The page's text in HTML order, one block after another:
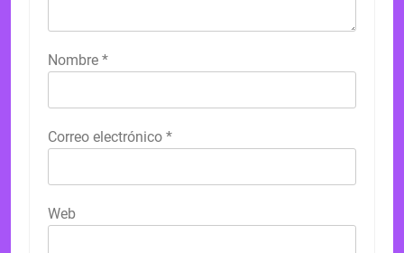
Nombre *
Correo electrónico *
Web